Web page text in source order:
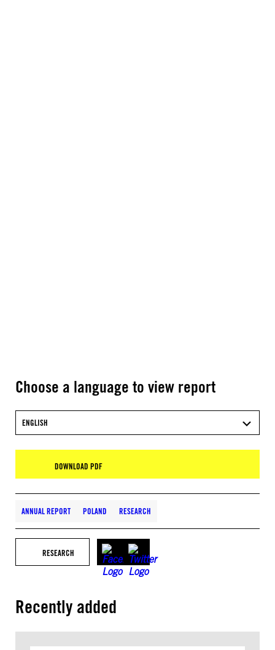
Choose a language to view report
ENGLISH
DOWNLOAD PDF
ANNUAL REPORT POLAND RESEARCH
RESEARCH
Recently added